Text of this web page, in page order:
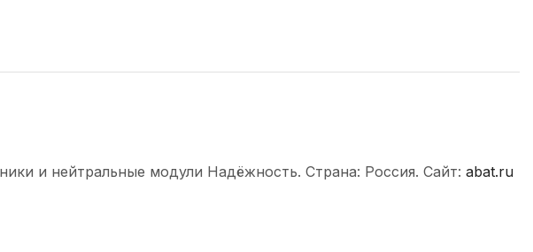
и нейтральные модули Надёжность. Страна: Россия. Сайт: abat.ru